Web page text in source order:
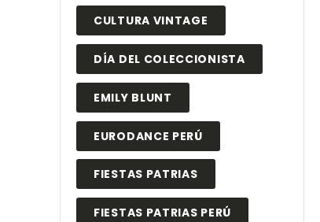
CULTURA VINTAGE
DÍA DEL COLECCIONISTA
EMILY BLUNT
EURODANCE PERÚ
FIESTAS PATRIAS
FIESTAS PATRIAS PERÚ